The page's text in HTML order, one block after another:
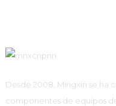
Desde 2008, Mingxin se ha
componentes de equipos